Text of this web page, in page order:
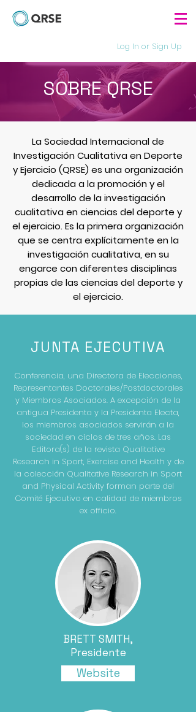
Log In or Sign Up
SOBRE QRSE
La Sociedad Internacional de
Investigación Cualitativa en Deporte
y Ejercicio (QRSE) es una organización
dedicada a la promoción y el
desarrollo de la investigación
cualitativa en ciencias del deporte y
el ejercicio. Es la primera organización
que se centra explícitamente en la
investigación cualitativa, en su
engarce con diferentes disciplinas
propias de las ciencias del deporte y
el ejercicio.
JUNTA EJECUTIVA
Conferencia, una Directora de Elecciones,
Representantes Doctorales/Postdoctorales
y Miembros Asociados. A excepción de la
antigua Presidenta y la Presidenta Electa,
los miembros asociados servirán a la
sociedad en ciclos de tres años. Las
Editora(s) de la revista Qualitative
Research in Sport, Exercise and Health y de
la colección Qualitative Research in Sport
and Physical Activity forman parte del
Comité Ejecutivo en calidad de miembros
ex officio.
BRETT SMITH,
Presidente
Website